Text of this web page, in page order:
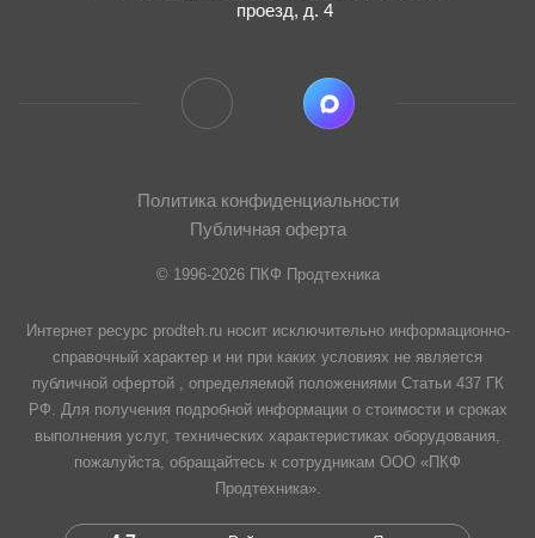
проезд, д. 4
Политика конфиденциальности
Публичная оферта
© 1996-2026 ПКФ Продтехника
Интернет ресурс prodteh.ru носит исключительно информационно-
справочный характер и ни при каких условиях не является
публичной офертой , определяемой положениями Статьи 437 ГК
РФ. Для получения подробной информации о стоимости и сроках
выполнения услуг, технических характеристиках оборудования,
пожалуйста, обращайтесь к сотрудникам ООО «ПКФ
Продтехника».